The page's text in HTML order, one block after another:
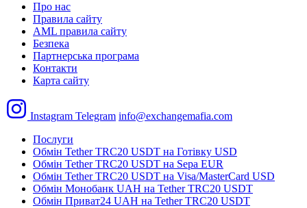
Про нас
Правила сайту
AML правила сайту
Безпека
Партнерська програма
Контакти
Карта сайту
Instagram Telegram info@exchangemafia.com
Послуги
Обмін Tether TRC20 USDT на Готівку USD
Обмін Tether TRC20 USDT на Sepa EUR
Обмін Tether TRC20 USDT на Visa/MasterCard USD
Обмін Монобанк UAH на Tether TRC20 USDT
Обмін Приват24 UAH на Tether TRC20 USDT